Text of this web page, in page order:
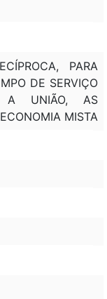
PARA
DE SERVIÇO
A UNIÃO, AS
MISTA